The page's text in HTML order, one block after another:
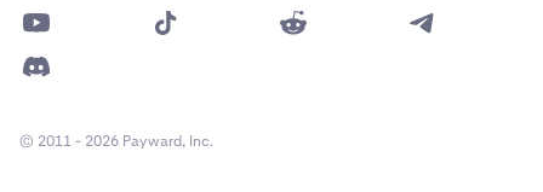
© 2011 - 2026 Payward, Inc.